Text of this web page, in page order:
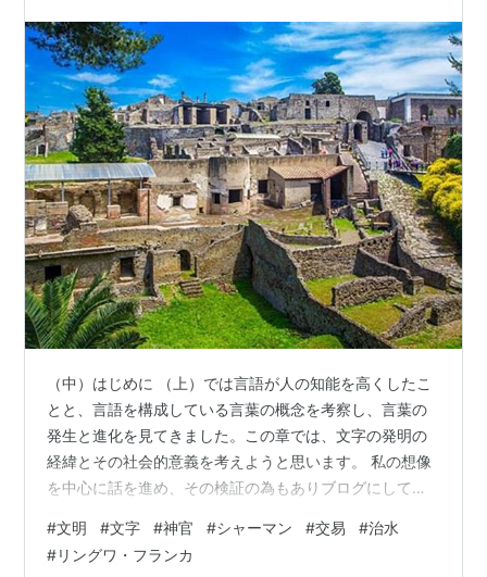
（中）はじめに （上）では言語が人の知能を高くしたこ
とと、言語を構成している言葉の概念を考察し、言葉の
発生と進化を見てきました。この章では、文字の発明の
経緯とその社会的意義を考えようと思います。 私の想像
を中心に話を進め、その検証の為もありブログにしてい
す。 都市文明の成立と言語の統一 私たちは日常的に話を
し、文字を書いて意思を伝えたり記録したりしていま
#文明 #文字 #神官 #シャーマン #交易 #治水
#リングワ・フランカ